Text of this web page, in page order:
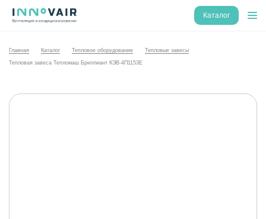
Каталог
Главная Каталог Тепловое оборудование Тепловые завесы
Тепловая завеса Тепломаш Бриллиант КЭВ-4П1153E